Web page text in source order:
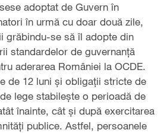
adoptat de Guvern în
în urmă cu doar două zile,
grăbindu-se să îl adopte din
standardelor de guvernanță
aderarea României la OCDE.
de 12 luni și obligații stricte de
lege stabilește o perioadă de
înainte, cât și după exercitarea
publice. Astfel, persoanele